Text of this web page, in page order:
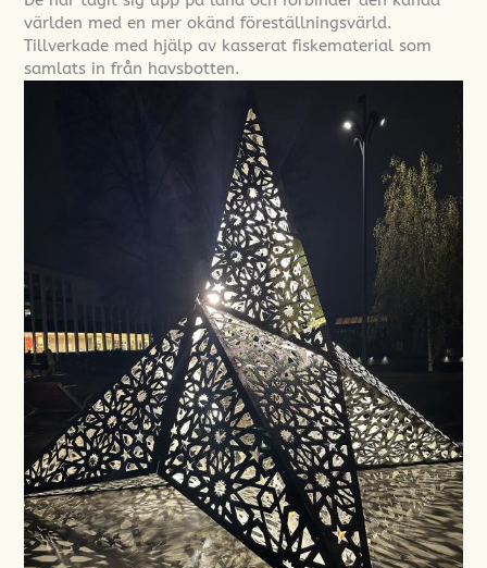
världen med en mer okänd föreställningsvärld.
Tillverkade med hjälp av kasserat fiskematerial som
samlats in från havsbotten.